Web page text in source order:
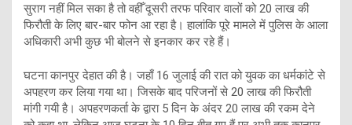
सुराग नहीं मिल सका है तो वहीँ दूसरी तरफ परिवार वालों को 20 लाख की
फिरौती के लिए बार-बार फोन आ रहा है। हालांकि पूरे मामले में पुलिस के आला
अधिकारी अभी कुछ भी बोलने से इनकार कर रहे हैं।
घटना कानपुर देहात की है। जहाँ 16 जुलाई की रात को युवक का धर्मकांटे से
अपहरण कर लिया गया था। जिसके बाद परिजनों से 20 लाख की फिरौती
मांगी गयी है। अपहरणकर्ता के द्वारा 5 दिन के अंदर 20 लाख की रकम देने